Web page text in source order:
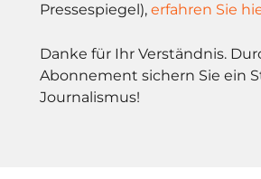
Pressespiegel), erfahren Sie
Danke für Ihr Verständnis.
Abonnement sichern Sie ein
Journalismus!